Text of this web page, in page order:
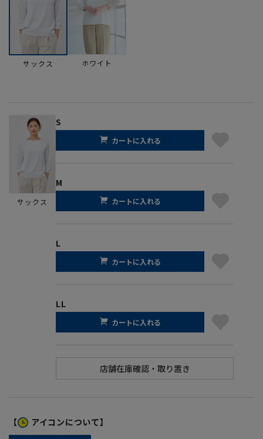
サックス ホワイト
サックス
S
カートに入れる
M
カートに入れる
L
カートに入れる
LL
カートに入れる
【 アイコンについて】